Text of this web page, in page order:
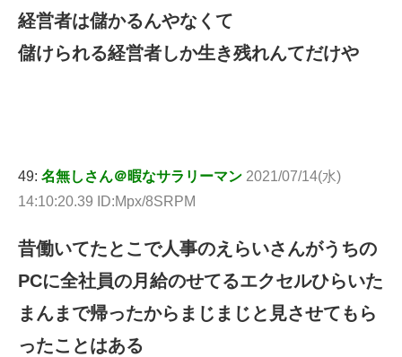
経営者は儲かるんやなくて
儲けられる経営者しか生き残れんてだけや
49: 名無しさん＠暇なサラリーマン 2021/07/14(水)
14:10:20.39 ID:Mpx/8SRPM
昔働いてたとこで人事のえらいさんがうちの
PCに全社員の月給のせてるエクセルひらいた
まんまで帰ったからまじまじと見させてもら
ったことはある